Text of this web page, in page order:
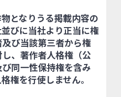
となりうる掲載内容の
びに当社より正当に権
び当該第三者から権
、著作者人格権（公
同一性保持権を含み
権を行使しません。